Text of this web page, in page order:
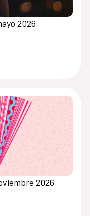
2026
2026